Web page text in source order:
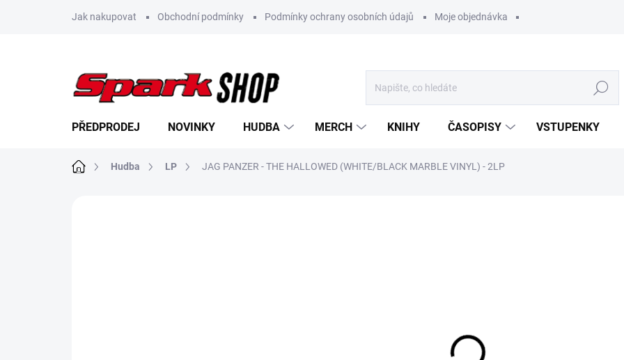
Jak nakupovat Obchodní podmínky Podmínky ochrany osobních údajů Moje objednávka
Hledat
PŘEDPRODEJ NOVINKY HUDBA MERCH KNIHY ČASOPISY VSTUPENKY
Domů Hudba LP JAG PANZER - THE HALLOWED (WHITE/BLACK MARBLE VINYL) - 2LP